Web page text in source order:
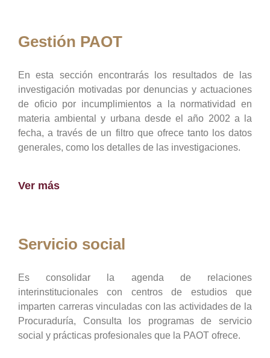
Gestión PAOT
En esta sección encontrarás los resultados de las
investigación motivadas por denuncias y actuaciones
de oficio por incumplimientos a la normatividad en
materia ambiental y urbana desde el año 2002 a la
fecha, a través de un filtro que ofrece tanto los datos
generales, como los detalles de las investigaciones.
Ver más
Servicio social
Es consolidar la agenda de relaciones
interinstitucionales con centros de estudios que
imparten carreras vinculadas con las actividades de la
Procuraduría, Consulta los programas de servicio
social y prácticas profesionales que la PAOT ofrece.